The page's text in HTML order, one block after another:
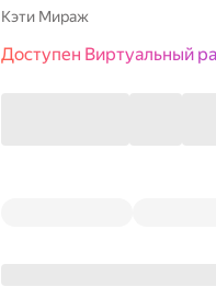
Кэти Мираж
Доступен Виртуальный